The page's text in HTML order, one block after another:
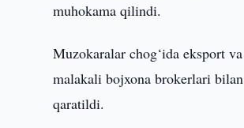
muhokama qilindi.
Muzokaralar chog‘ida eksport
malakali bojxona brokerlari
qaratildi.